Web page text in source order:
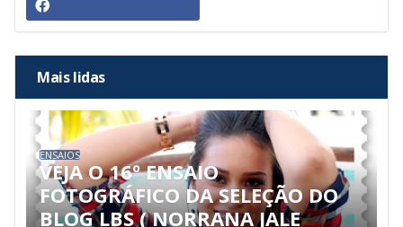
Mais lidas
ENSAIOS
VEJA O 16º ENSAIO
FOTOGRÁFICO DA SELEÇÃO DO
BLOG LBS ( NORRANA JALE